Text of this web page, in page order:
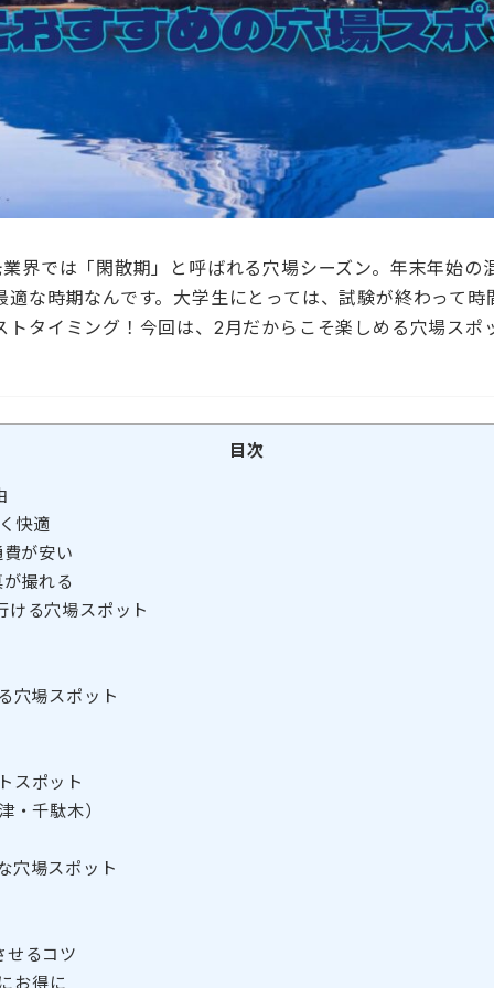
界では「閑散期」と呼ばれる穴場シーズン。年末年始の
適な時期なんです。大学生にとっては、試験が終わって
トタイミング！今回は、2月だからこそ楽しめる穴場スポ
目次
快適
が安い
撮れる
る穴場スポット
穴場スポット
スポット
・千駄木）
穴場スポット
るコツ
お得に